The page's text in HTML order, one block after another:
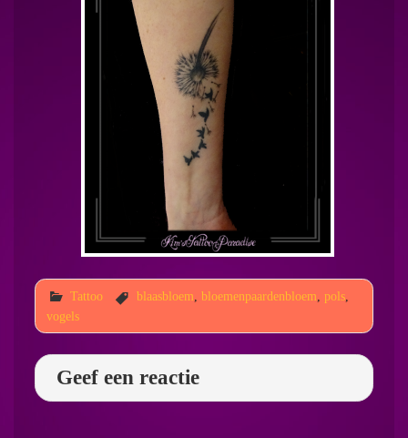
Tattoo blaasbloem bloemenpaardenbloem pols,
vogels
Geef een reactie